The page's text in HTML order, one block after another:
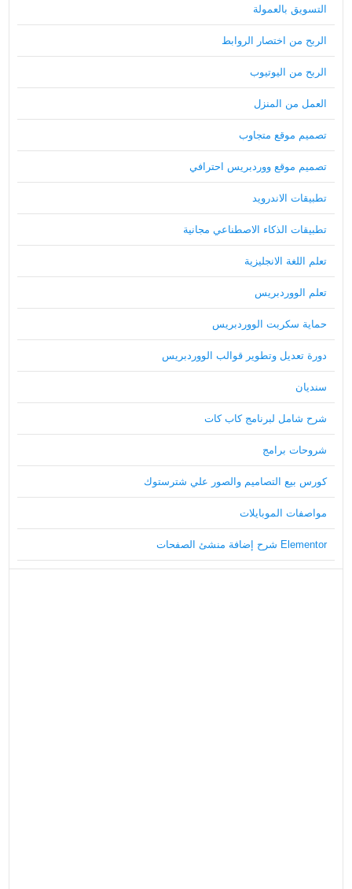
التسويق بالعمولة
الربح من اختصار الروابط
الربح من اليوتيوب
العمل من المنزل
تصميم موقع متجاوب
تصميم موقع ووردبريس احترافي
تطبيقات الاندرويد
تطبيقات الذكاء الاصطناعي مجانية
تعلم اللغة الانجليزية
تعلم الووردبريس
حماية سكربت الووردبريس
دورة تعديل وتطوير قوالب الووردبريس
سنديان
شرح شامل لبرنامج كاب كات
شروحات برامج
كورس بيع التصاميم والصور علي شترستوك
مواصفات الموبايلات
Elementor شرح إضافة منشئ الصفحات